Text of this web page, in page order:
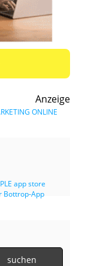
Anzeige